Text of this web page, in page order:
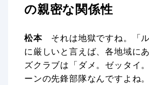
の親密な関係性
松本それは地獄ですね。「ル
に厳しいと言えば、各地域に
ズクラブは「ダメ。ゼッタイ
ーンの先鋒部隊なんですよね